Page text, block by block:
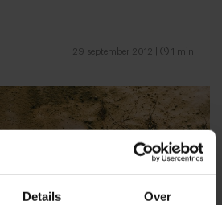
Details Over
29 september 2012 1 min